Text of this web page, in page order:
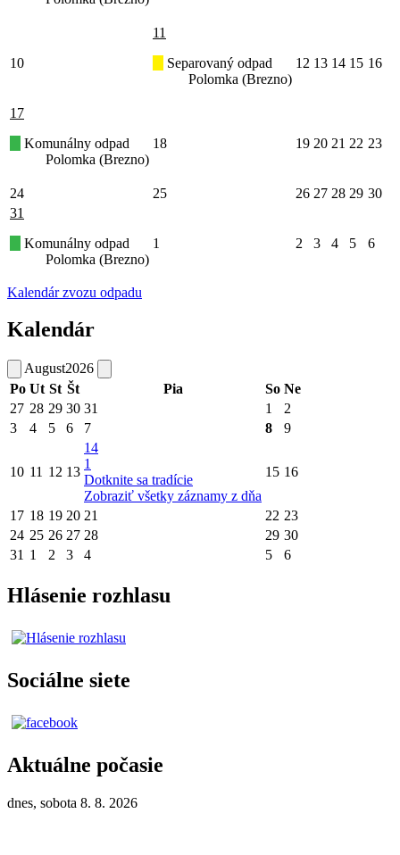
10
11
Separovaný odpad
Polomka (Brezno)
12 13 14 15 16
17
Komunálny odpad
Polomka (Brezno)
18 19 20 21 22 23
24 25 26 27 28 29 30
31
Komunálny odpad
Polomka (Brezno)
1 2 3 4 5 6
Kalendár zvozu odpadu
Kalendár
August2026
Po Ut St Št Pia So Ne
27 28 29 30 31 1
2
3
4 5 6 7 8 9
10 11 12 13
14
1
Dotknite sa tradície
Zobraziť všetky záznamy z dňa
15 16
17 18 19 20 21 22 23
24 25 26 27 28 29 30
31 1 2 3 4 5 6
Hlásenie rozhlasu
Sociálne siete
Aktuálne počasie
dnes, sobota 8. 8. 2026